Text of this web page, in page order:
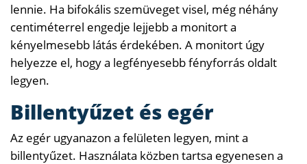
lennie. Ha bifokális szemüveget visel, még néhány
centiméterrel engedje lejjebb a monitort a
kényelmesebb látás érdekében. A monitort úgy
helyezze el, hogy a legfényesebb fényforrás oldalt
legyen.
Billentyűzet és egér
Az egér ugyanazon a felületen legyen, mint a
billentyűzet. Használata közben tartsa egyenesen a